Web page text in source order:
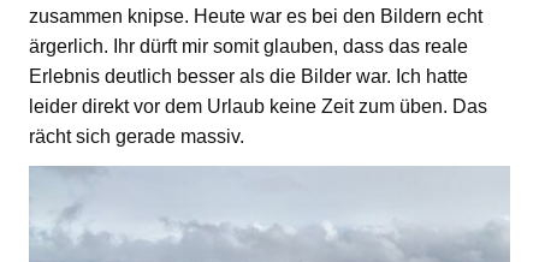
zusammen knipse. Heute war es bei den Bildern echt
ärgerlich. Ihr dürft mir somit glauben, dass das reale
Erlebnis deutlich besser als die Bilder war. Ich hatte
leider direkt vor dem Urlaub keine Zeit zum üben. Das
rächt sich gerade massiv.